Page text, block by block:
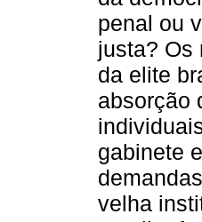
penal ou
justa? Os
da elite
absorção
gabinete
velha